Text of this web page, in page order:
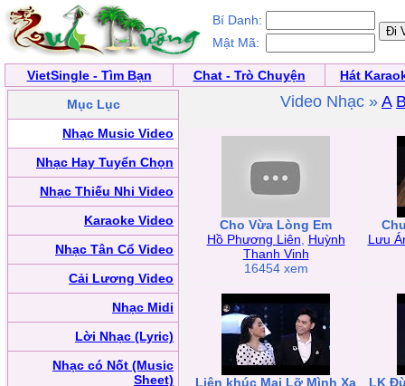
Bí Danh:
Mật Mã:
VietSingle - Tìm Bạn Chat - Trò Chuyện
Hát
Mục Lục
Nhạc Music Video
Nhạc Hay Tuyển Chọn
Nhạc Thiếu Nhi Video
Karaoke Video
Nhạc Tân Cổ Video
Cải Lương Video
Nhạc Midi
Lời Nhạc (Lyric)
Nhạc có Nốt (Music
Sheet)
Video Nhạc » A
Cho Vừa Lòng Em
Hồ Phương Liên
Huỳnh
Thanh Vinh
16454 xem
Lưu
Liên khúc Mai Lỡ Mình Xa
LK